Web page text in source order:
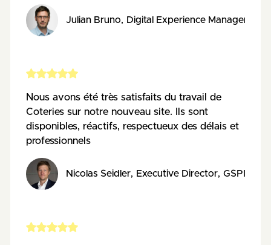
Julian Bruno, Digital Experience Manager
Nous avons été très satisfaits du travail de
Coteries sur notre nouveau site. Ils sont
disponibles, réactifs, respectueux des délais et
professionnels
Nicolas Seidler, Executive Director, GSPI